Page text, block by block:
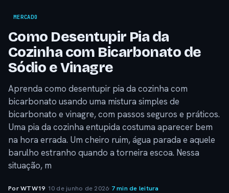
MERCADO
Como Desentupir Pia da
Cozinha com Bicarbonato de
Sódio e Vinagre
Aprenda como desentupir pia da cozinha com
bicarbonato usando uma mistura simples de
bicarbonato e vinagre, com passos seguros e práticos.
Uma pia da cozinha entupida costuma aparecer bem
na hora errada. Um cheiro ruim, água parada e aquele
barulho estranho quando a torneira escoa. Nessa
situação, m
Por WTW19· 10 de junho de 2026· 7 min de leitura